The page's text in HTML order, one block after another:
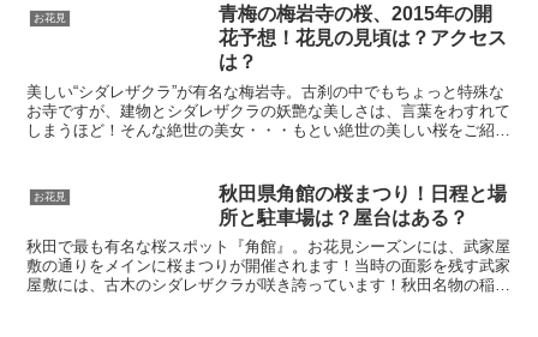
お花見
青梅の梅岩寺の桜、2015年の開
花予想！花見の見頃は？アクセス
は？
美しい“シダレザクラ”が有名な梅岩寺。古刹の中でもちょっと特殊な
お寺ですが、建物とシダレザクラの妖艶な美しさは、言葉をわすれて
しまうほど！そんな絶世の美女・・・もとい絶世の美しい桜をご紹介
お花見
秋田県角館の桜まつり！日程と場
所と駐車場は？屋台はある？
秋田で最も有名な桜スポット『角館』。お花見シーズンには、武家屋
敷の通りをメインに桜まつりが開催されます！当時の面影を残す武家
屋敷には、古木のシダレザクラが咲き誇っています！秋田名物の稲庭